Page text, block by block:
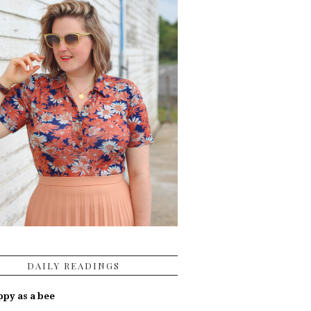
DAILY READINGS
as a bee